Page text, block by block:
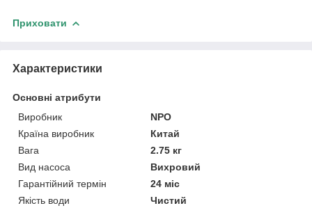
Приховати
Характеристики
Основні атрибути
Виробник
NPO
Країна виробник
Китай
Вага
2.75 кг
Вид насоса
Вихровий
Гарантійний термін
24 міс
Якість води
Чистий